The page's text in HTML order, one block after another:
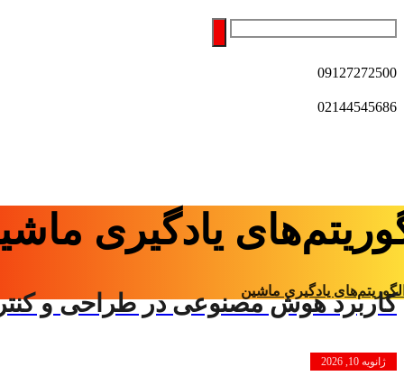
09127272500
02144545686
یادگیری
یادگیری ماشین
کاربرد هوش مصنوعی در طراحی و
ژانویه 10, 2026